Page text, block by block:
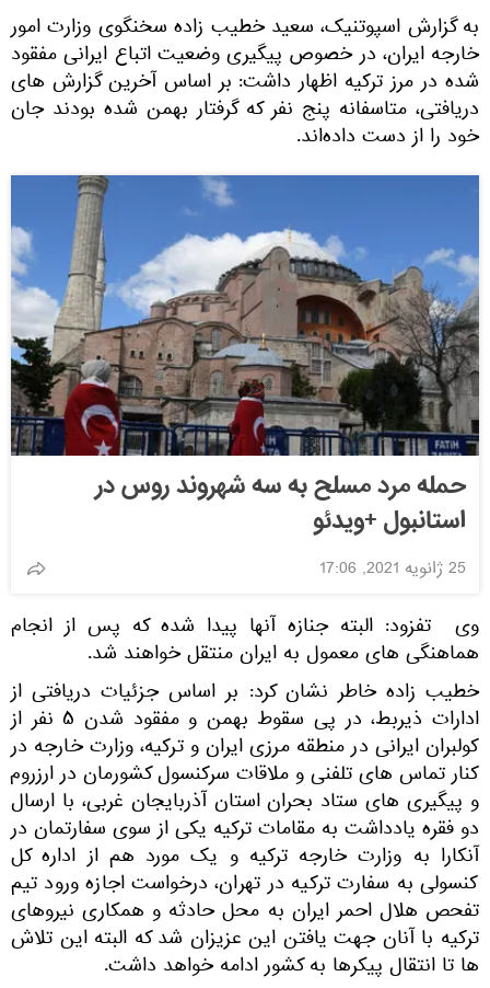
به گزارش اسپوتنیک، سعید خطیب ‌زاده سخنگوی وزارت امور
خارجه ایران، در خصوص پیگیری وضعیت اتباع ایرانی مفقود
شده در مرز ترکیه اظهار داشت: بر اساس آخرین گزارش های
دریافتی، متاسفانه پنج نفر که گرفتار بهمن شده بودند جان
خود را از دست داده‌اند.
حمله مرد مسلح به سه شهروند روس در
استانبول +ویدئو
25 ژانویه 2021, 17:06
وی تفزود: البته جنازه آنها پیدا شده که پس از انجام‌
هماهنگی های معمول به ایران منتقل خواهند شد.
خطیب زاده خاطر نشان کرد: بر اساس جزئیات دریافتی از
ادارات ذیربط، در پی سقوط بهمن و مفقود شدن ۵ نفر از
کولبران ایرانی در منطقه مرزی ایران و ترکیه، وزارت خارجه در
کنار تماس های تلفنی و ملاقات سرکنسول کشورمان در ارزروم
و پیگیری های ستاد بحران استان آذربایجان غربی، با ارسال
دو فقره یادداشت به مقامات ترکیه یکی از سوی سفارتمان در
آنکارا به وزارت خارجه ترکیه و یک مورد هم از اداره کل
کنسولی به سفارت ترکیه در تهران، درخواست اجازه ورود تیم
تفحص هلال احمر ایران به محل حادثه و همکاری نیروهای
ترکیه با آنان جهت یافتن این عزیزان شد‌ که البته این تلاش‌
ها تا انتقال پیکرها به کشور ادامه خواهد داشت.